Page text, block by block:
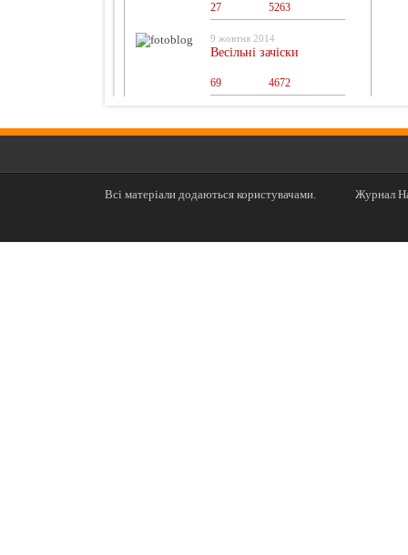
27 5263
9 жовтня 2014
Весільні зачіски
69 4672
Всі матеріали додаються користувачами. Журнал